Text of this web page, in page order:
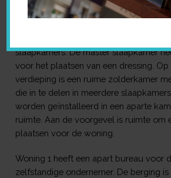
De woningen bieden zicht op de tuin
slaapkamers. De master slaapkamer
voor het plaatsen van een dressing. Op
verdieping is een ruime zolderkamer
die in te delen in meerdere
worden geïnstalleerd in een aparte
ruimte. Aan de voorgevel is ruimte om
plaatsen voor de woning.
Woning 1 heeft een apart bureau voor
zelfstandige ondernemer. De berging